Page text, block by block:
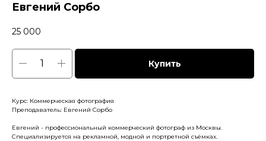
Евгений Сорбо
25 000
Купить
Курс: Коммерческая фотография
Преподаватель: Евгений Сорбо
Евгений - профессиональный коммерческий фотограф из Москвы.
Специализируется на рекламной, модной и портретной съёмках.